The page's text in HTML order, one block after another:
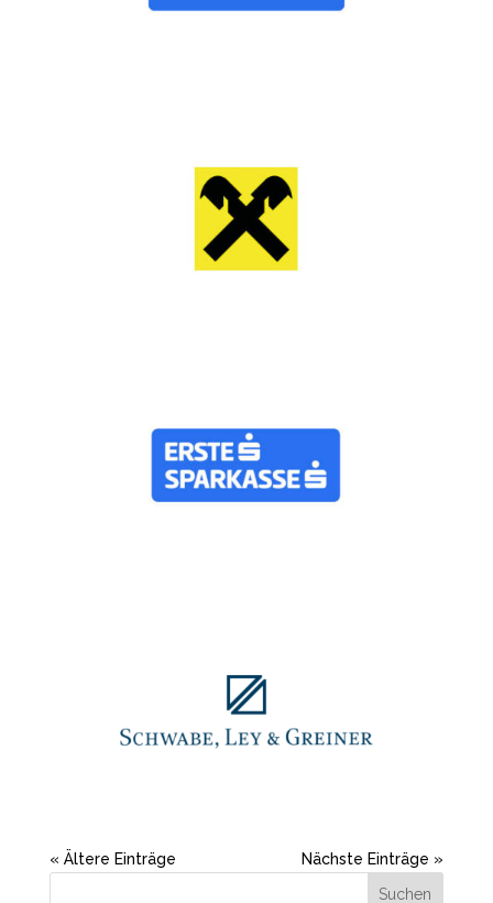
« Ältere Einträge
Nächste Einträge »
Suchen